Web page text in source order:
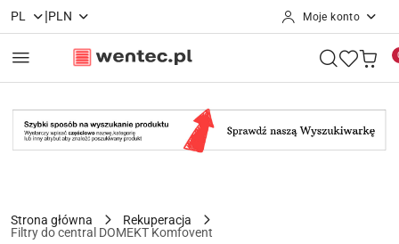
Przejdź do treści głównej
Przejdź do wyszukiwarki
Przejdź do moje konto
Przejdź do menu głównego
Przejdź do opisu produktu
Przejdź do stopki
PL |PLN Moje konto
Strona główna
Rekuperacja
Filtry do central DOMEKT Komfovent